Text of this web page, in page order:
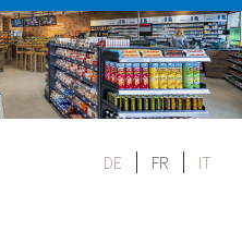
DE FR IT